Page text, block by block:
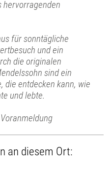
hervorragenden
für sonntägliche
und ein
die originalen
sind ein
die entdecken kann, wie
und lebte.
an diesem Ort: